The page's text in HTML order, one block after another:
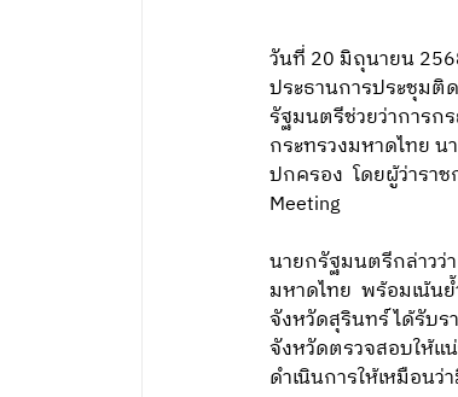
วันที่ 20 มิถุนายน
ประธานการประชุมติ
รัฐมนตรีช่วยว่าการก
กระทรวงมหาดไทย
ปกครอง โดยผู้ว่ารา
Meeting
นายกรัฐมนตรีกล่าวว่
มหาดไทย พร้อมเน้น
จังหวัดสุรินทร์ ได้รับ
จังหวัดตรวจสอบให้แ
ดำเนินการให้เหมือน